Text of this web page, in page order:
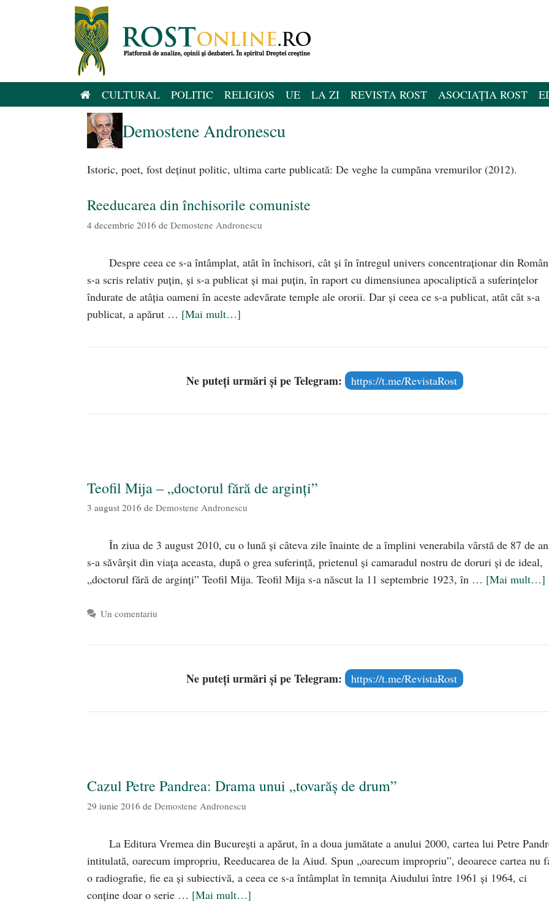
CULTURAL POLITIC RELIGIOS UE LA ZI REVISTA ROST ASOCIAȚIA ROST
Demostene Andronescu
Istoric, poet, fost deţinut politic, ultima carte publicată: De veghe la cumpăna vremurilor (2012).
Reeducarea din închisorile comuniste
4 decembrie 2016 de Demostene Andronescu
Despre ceea ce s-a întâmplat, atât în închisori, cât şi în întregul univers concentraţionar din
s-a scris relativ puţin, şi s-a publicat şi mai puţin, în raport cu dimensiunea apocaliptică a suferinţelor
îndurate de atâţia oameni în aceste adevărate temple ale ororii. Dar şi ceea ce s-a publicat, atât cât s-a
publicat, a apărut … [Mai mult…]
Ne puteți urmări și pe Telegram: https://t.me/RevistaRost
Teofil Mija – „doctorul fără de arginți”
3 august 2016 de Demostene Andronescu
În ziua de 3 august 2010, cu o lună şi câteva zile înainte de a împlini venerabila vârstă de 87 de
s-a săvârşit din viaţa aceasta, după o grea suferinţă, prietenul şi camaradul nostru de doruri şi de ideal,
„doctorul fără de arginţi” Teofil Mija. Teofil Mija s-a născut la 11 septembrie 1923, în … [Mai mult…]
Un comentariu
Ne puteți urmări și pe Telegram: https://t.me/RevistaRost
Cazul Petre Pandrea: Drama unui „tovarăş de drum”
29 iunie 2016 de Demostene Andronescu
La Editura Vremea din Bucureşti a apărut, în a doua jumătate a anului 2000, cartea lui Petre
intitulată, oarecum impropriu, Reeducarea de la Aiud. Spun „oarecum impropriu”, deoarece cartea nu
o radiografie, fie ea şi subiectivă, a ceea ce s-a întâmplat în temniţa Aiudului între 1961 şi 1964, ci
conţine doar o serie … [Mai mult…]